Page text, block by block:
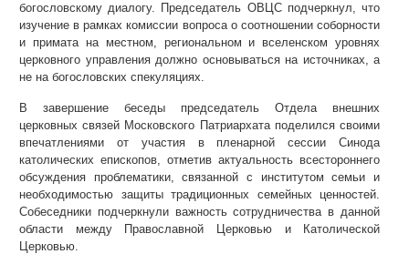
богословскому диалогу. Председатель ОВЦС подчеркнул, что
изучение в рамках комиссии вопроса о соотношении соборности
и примата на местном, региональном и вселенском уровнях
церковного управления должно основываться на источниках, а
не на богословских спекуляциях.
В завершение беседы председатель Отдела внешних
церковных связей Московского Патриархата поделился своими
впечатлениями от участия в пленарной сессии Синода
католических епископов, отметив актуальность всестороннего
обсуждения проблематики, связанной с институтом семьи и
необходимостью защиты традиционных семейных ценностей.
Собеседники подчеркнули важность сотрудничества в данной
области между Православной Церковью и Католической
Церковью.